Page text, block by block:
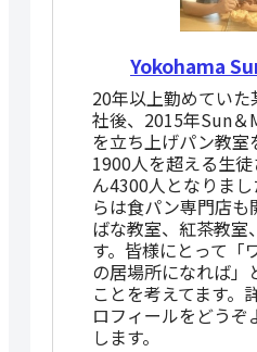
Yokohama
20年以上勤めてい
社後、2015年Sun＆
を立ち上げパン教室
1900人を超える生
ん4300人となりま
らは食パン専門店も
ばな教室、紅茶教室
す。皆様にとって「
の居場所になれば」
ことを考えてます。
ロフィールをどうぞ
します。